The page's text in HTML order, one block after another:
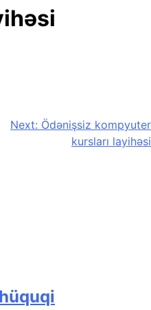
Next: Ödənişsiz kompyuter
kursları layihəsi